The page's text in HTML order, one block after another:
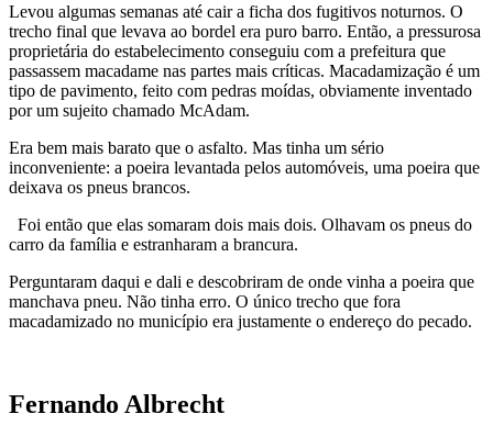
Levou algumas semanas até cair a ficha dos fugitivos noturnos. O
trecho final que levava ao bordel era puro barro. Então, a pressurosa
proprietária do estabelecimento conseguiu com a prefeitura que
passassem macadame nas partes mais críticas. Macadamização é um
tipo de pavimento, feito com pedras moídas, obviamente inventado
por um sujeito chamado McAdam.
Era bem mais barato que o asfalto. Mas tinha um sério
inconveniente: a poeira levantada pelos automóveis, uma poeira que
deixava os pneus brancos.
Foi então que elas somaram dois mais dois. Olhavam os pneus do
carro da família e estranharam a brancura.
Perguntaram daqui e dali e descobriram de onde vinha a poeira que
manchava pneu. Não tinha erro. O único trecho que fora
macadamizado no município era justamente o endereço do pecado.
Fernando Albrecht